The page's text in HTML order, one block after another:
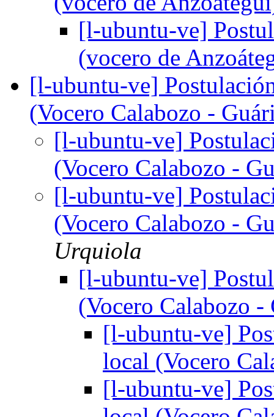
[l-ubuntu-ve]
(vocero de
[l-ubuntu-ve]
(Vocero Calabozo -
[l-ubuntu-ve]
(Vocero Calabozo -
[l-ubuntu-ve]
(Vocero Calabozo -
Urquiola
[l-ubuntu-ve]
(Vocero Calabozo
[l-ubuntu-ve]
local (Vocero
[l-ubuntu-ve]